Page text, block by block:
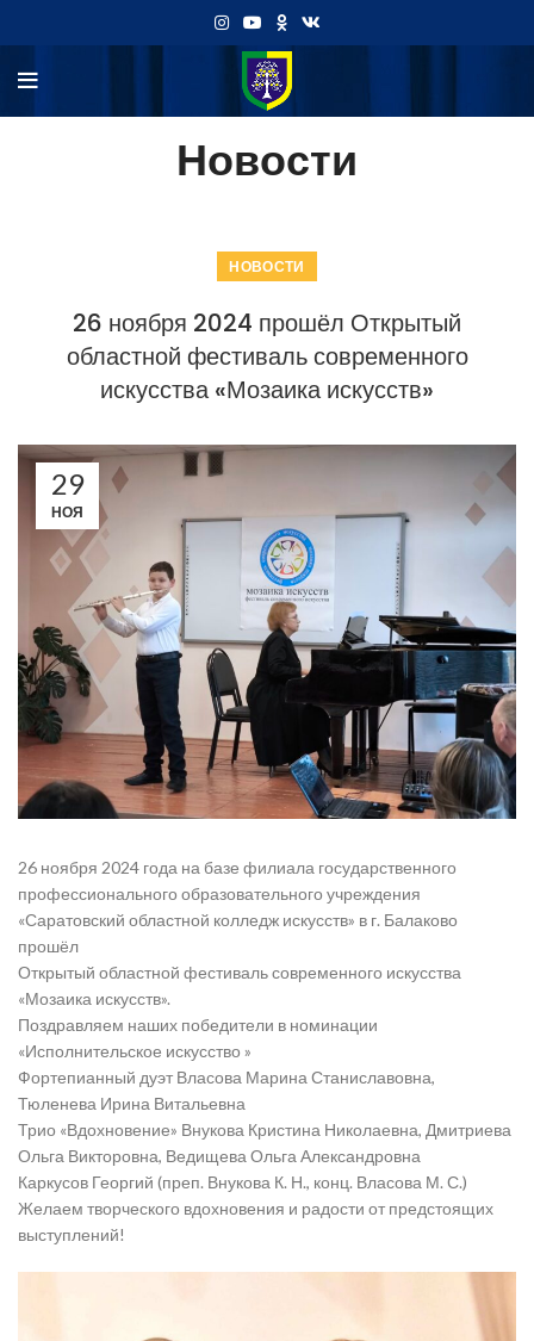
Новости
НОВОСТИ
26 ноября 2024 прошёл Открытый
областной фестиваль современного
искусства «Мозаика искусств»
29
НОЯ
26 ноября 2024 года на базе филиала государственного
профессионального образовательного учреждения
«Саратовский областной колледж искусств» в г. Балаково
прошёл
Открытый областной фестиваль современного искусства
«Мозаика искусств».
Поздравляем наших победители в номинации
«Исполнительское искусство »
Фортепианный дуэт Власова Марина Станиславовна,
Тюленева Ирина Витальевна
Трио «Вдохновение» Внукова Кристина Николаевна, Дмитриева
Ольга Викторовна, Ведищева Ольга Александровна
Каркусов Георгий (преп. Внукова К. Н., конц. Власова М. С.)
Желаем творческого вдохновения и радости от предстоящих
выступлений!